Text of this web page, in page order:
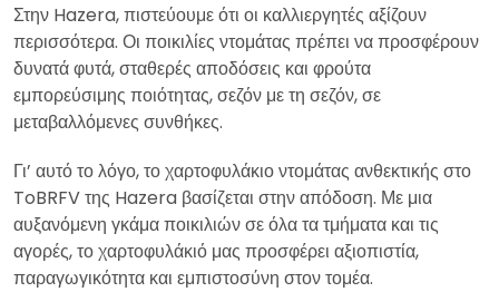
Στην Hazera, πιστεύουμε ότι οι καλλιεργητές αξίζουν
περισσότερα. Οι ποικιλίες ντομάτας πρέπει να προσφέρουν
δυνατά φυτά, σταθερές αποδόσεις και φρούτα
εμπορεύσιμης ποιότητας, σεζόν με τη σεζόν, σε
μεταβαλλόμενες συνθήκες.
Γι’ αυτό το λόγο, το χαρτοφυλάκιο ντομάτας ανθεκτικής στο
ToBRFV της Hazera βασίζεται στην απόδοση. Με μια
αυξανόμενη γκάμα ποικιλιών σε όλα τα τμήματα και τις
αγορές, το χαρτοφυλάκιό μας προσφέρει αξιοπιστία,
παραγωγικότητα και εμπιστοσύνη στον τομέα.